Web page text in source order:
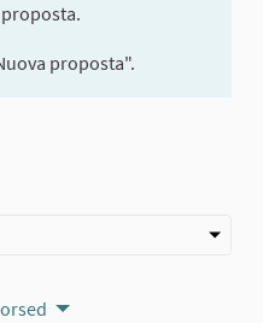
proposta".